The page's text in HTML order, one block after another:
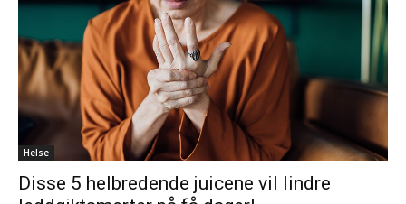
Helse
Disse 5 helbredende juicene vil lindre